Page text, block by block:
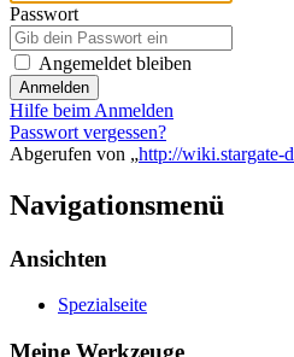
Passwort
Angemeldet bleiben
Anmelden
Hilfe beim Anmelden
Passwort vergessen?
Abgerufen von „http://wiki.stargate-
Navigationsmenü
Ansichten
Spezialseite
Meine Werkzeuge